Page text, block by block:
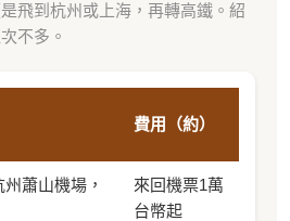
飛到杭州或上海，再轉高鐵。紹
不多。
費用（約）
蕭山機場，
來回機票1萬
台幣起